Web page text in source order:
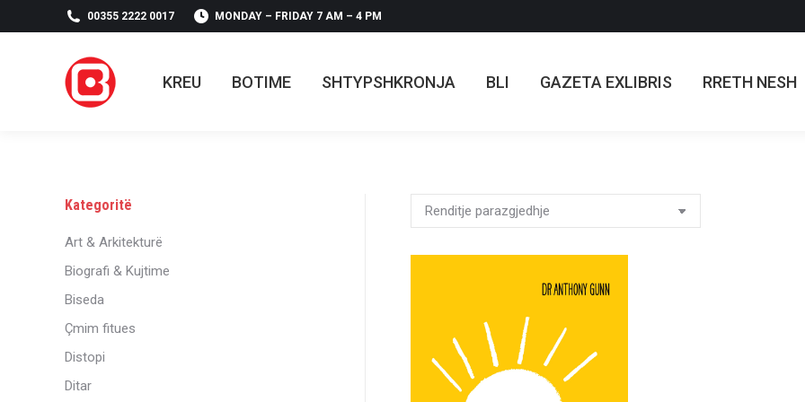
00355 2222 0017 MONDAY – FRIDAY 7 AM – 4 PM
KREU BOTIME SHTYPSHKRONJA BLI GAZETA EXLIBRIS RRETH NESH
Kategoritë
Art & Arkitekturë
Biografi & Kujtime
Biseda
Çmim fitues
Distopi
Ditar
KREU BOTIME SHTYPSHKRONJA BLI GAZETA EXLIBRIS RRETH NESH